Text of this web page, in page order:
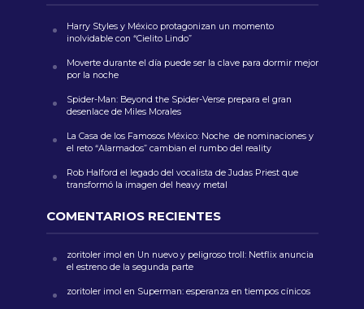
Harry Styles y México protagonizan un momento
inolvidable con “Cielito Lindo”
Moverte durante el día puede ser la clave para dormir mejor
por la noche
Spider-Man: Beyond the Spider-Verse prepara el gran
desenlace de Miles Morales
La Casa de los Famosos México: Noche de nominaciones y
el reto “Alarmados” cambian el rumbo del reality
Rob Halford el legado del vocalista de Judas Priest que
transformó la imagen del heavy metal
COMENTARIOS RECIENTES
zoritoler imol en Un nuevo y peligroso troll: Netflix anuncia
el estreno de la segunda parte
zoritoler imol en Superman: esperanza en tiempos cínicos